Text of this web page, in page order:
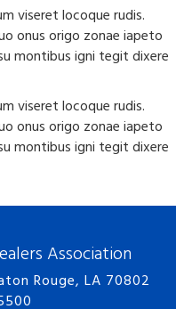
viseret locoque rudis.
onus origo zonae iapeto
montibus igni tegit dixere
viseret locoque rudis.
onus origo zonae iapeto
montibus igni tegit dixere
Association
Rouge, LA 70802